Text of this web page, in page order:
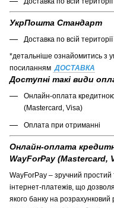
УкрПошта Стандарт
Доставка по всій
*детальніше ознайомитись з
посиланням ДОСТАВКА
Доступні такі види
Онлайн-оплата
(Mastercard, Visa)
Оплата при отриманні
Онлайн-оплата
WayForPay (Mastercard,
WayForPay – зручний
інтернет-платежів, що
якого банку на